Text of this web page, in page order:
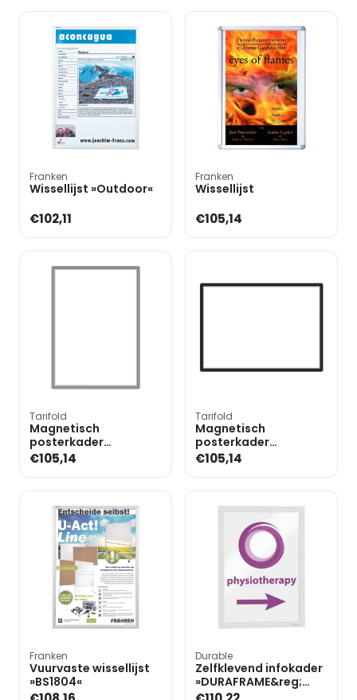
Franken
Wissellijst »Outdoor«
€102,11
Franken
Wissellijst
€105,14
Tarifold
Magnetisch
posterkader
»Magneto« A1
€105,14
Tarifold
Magnetisch
posterkader
»Magneto« A1
€105,14
Franken
Vuurvaste wissellijst
»BS1804«
Durable
Zelfklevend infokader
»DURAFRAME&reg;
4882« A4